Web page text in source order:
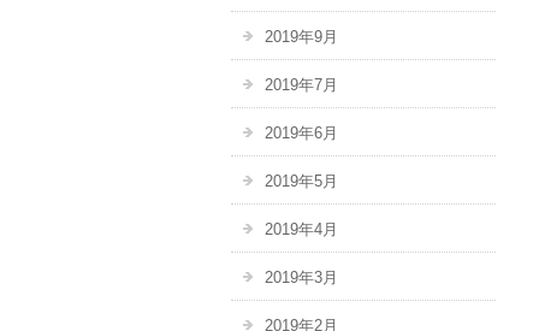
2019年9月
2019年7月
2019年6月
2019年5月
2019年4月
2019年3月
2019年2月